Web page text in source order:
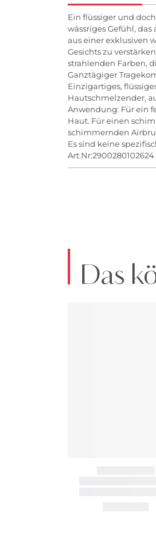
Ein flüssiger und
wässriges Gefühl,
aus einer exklusiven
Gesichts zu
strahlenden Farben,
Ganztägiger
Einzigartiges,
Hautschmelzender,
Anwendung: Für ein
Haut. Für einen
schimmernden
Es sind keine
Art.Nr:2900280102624
Das